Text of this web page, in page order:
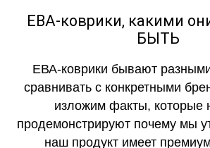
ЕВА-коврики, какими
БЫТЬ
ЕВА-коврики бывают
сравнивать с конкретными
изложим факты, которые
продемонстрируют почему мы
наш продукт имеет